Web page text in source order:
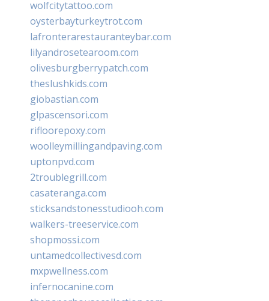
wolfcitytattoo.com
oysterbayturkeytrot.com
lafronterarestauranteybar.com
lilyandrosetearoom.com
olivesburgberrypatch.com
theslushkids.com
giobastian.com
glpascensori.com
rifloorepoxy.com
woolleymillingandpaving.com
uptonpvd.com
2troublegrill.com
casateranga.com
sticksandstonesstudiooh.com
walkers-treeservice.com
shopmossi.com
untamedcollectivesd.com
mxpwellness.com
infernocanine.com